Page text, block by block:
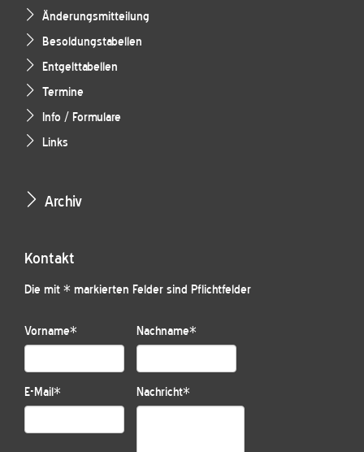
Änderungsmitteilung
Besoldungstabellen
Entgelttabellen
Termine
Info / Formulare
Links
Archiv
Kontakt
Die mit * markierten Felder sind Pflichtfelder
Vorname* Nachname*
E-Mail* Nachricht*